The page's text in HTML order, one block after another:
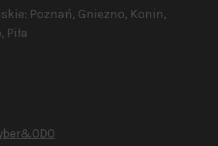
Poznań, Gniezno, Konin,
Piła